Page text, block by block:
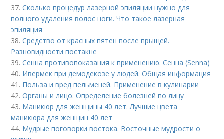
37.Сколько процедур лазерной эпиляции нужно для
полного удаления волос ноги. Что такое лазерная
эпиляция
38.Средство от красных пятен после прыщей.
Разновидности постакне
39.Сенна противопоказания к применению. Сенна (Senna)
40. Ивермек при демодекозе у людей. Общая информация
41. Польза и вред пельменей. Применение в кулинарии
42.Органы и лицо. Определение болезней по лицу
43. Маникюр для женщины 40 лет. Лучшие цвета
маникюра для женщин 40 лет
44. Мудрые поговорки востока. Восточные мудрости о